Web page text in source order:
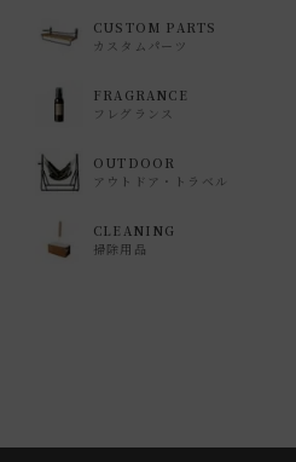
CUSTOM PARTS
カスタムパーツ
FRAGRANCE
フレグランス
OUTDOOR
アウトドア・トラベル
CLEANING
掃除用品